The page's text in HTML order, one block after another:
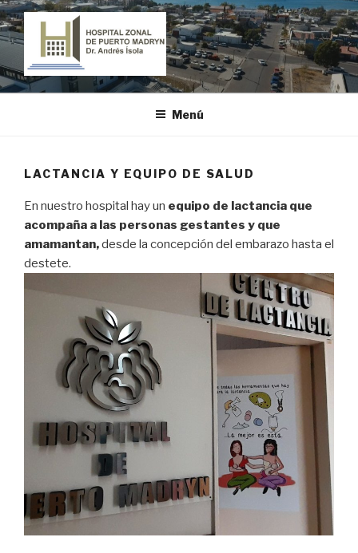
Ir
al
contenido
HOSPITAL ZONAL DE PUERTO
"Dr. Andrés Ísola"
Menú
LACTANCIA Y EQUIPO DE SALUD
En nuestro hospital hay un equipo de lactancia que
acompaña a las personas gestantes y que
amamantan,desde la concepción del embarazo hasta el
destete.